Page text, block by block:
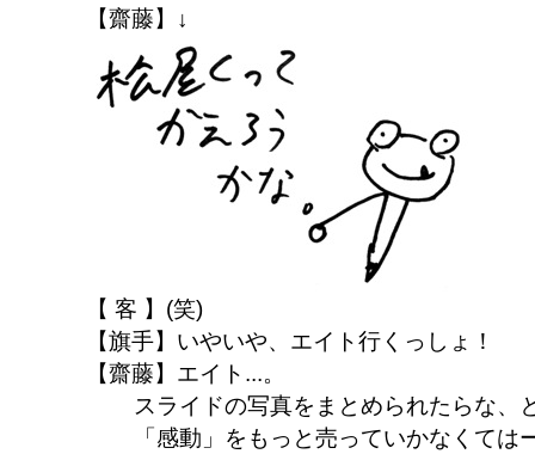
【齋藤】↓
【 客 】(笑)
【旗手】いやいや、エイト行くっしょ！
【齋藤】エイト...。
スライドの写真をまとめられたらな、
「感動」をもっと売っていかなくては